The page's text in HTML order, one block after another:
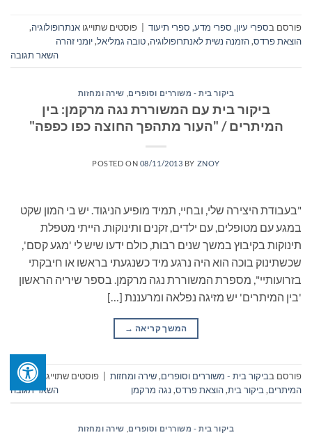
פורסם בספרי עיון, ספרי מדע, ספרי תיעוד | פוסטים שתוייגו אנתרופולוגיה,
הוצאת פרדס,הזמנה נשית לאנתרופולוגיה,טובה גמליאל,יומני זהרה
השאר תגובה
ביקור בית - משוררים וסופרים שירה ומחזות
ביקור בית עם המשוררת נגה מרקמן: בין
המיתרים / "העור מתהפך החוצה כפו כפפה"
POSTED ON 08/11/2013 BY ZNOY
"בעבודת היצירה שלי, ובחיי, תמיד מופיע הניגוד. יש בי המון שקט
במגע עם מטופלים, עם ילדים, זקנים ותינוקות. הייתי מטפלת
תינוקות בקיבוץ במשך שנים רבות, כולם ידעו שיש לי 'מגע קסם',
שכשתינוק בוכה הוא היה נרגע מיד כשנגעתי בראשו או חיבקתי
בזרועותיי", מספרת המשוררת נגה מרקמן. בספר שיריה הראשון
'בין המיתרים' יש מזיגה נפלאה ומרעננת […]
המשך קריאה →
פורסם בביקור בית - משוררים וסופרים,שירה ומחזות פוסטים שתוייגו
בין
המיתרים,ביקור בית,הוצאת פרדס, נגה מרקמן השאר תגובה
ביקור בית - משוררים וסופרים שירה ומחזות